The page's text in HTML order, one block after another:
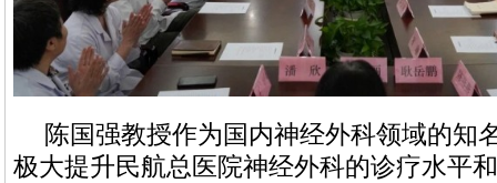
陈国强教授作为国内神经外科领域的知
极大提升民航总医院神经外科的诊疗水平